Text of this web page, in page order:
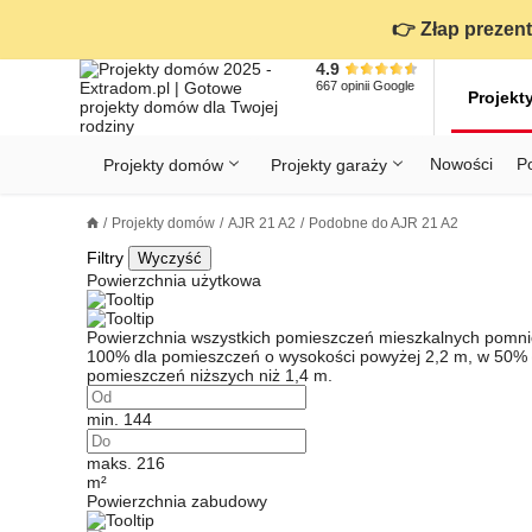
👉 Złap
4.9
667 opinii Google
Projekty domów Projekty garaży Nowości
Projekty domów Projekty garaży
Parterowe Piętrowe do 70 m²
POWIERZCHNIA
DACH Zobacz wszystkie kategorie
WYBIERAM PROJEKT - ETAP 2
URZĄDZAM DOM - ETAP 4
Projekty domów AJR 21 A2 Podobne do AJR 21 A2
Filtry Wyczyść
Powierzchnia użytkowa
Powierzchnia wszystkich pomieszczeń mieszkalnych
100% dla pomieszczeń o wysokości powyżej 2,2 m, w
pomieszczeń niższych niż 1,4 m.
min. 144
maks. 216
m²
Powierzchnia zabudowy